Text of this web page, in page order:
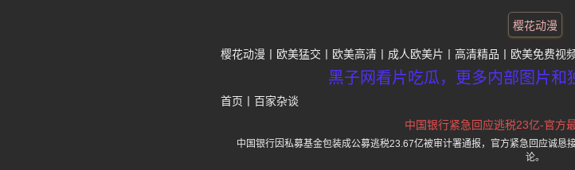
樱花动漫
樱花动漫 欧美猛交 欧美高清 成人欧美片 高清精品 欧美免费视
黑子网看片吃瓜，更多内部图片和
首页 百家杂谈
中国银行紧急回应逃税23亿-官方
中国银行因私募基金包装成公募逃税23.67亿被审计署通报，官方紧急回应诚恳
论。